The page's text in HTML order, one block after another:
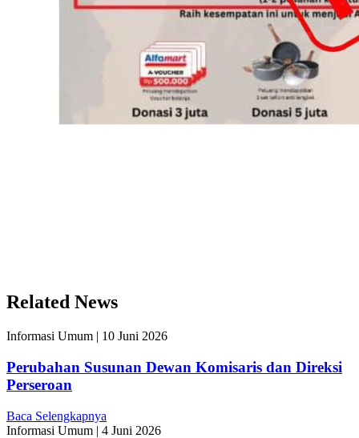
Related News
Informasi Umum | 10 Juni 2026
Perubahan Susunan Dewan Komisaris dan Direksi
Perseroan
Baca Selengkapnya
Informasi Umum | 4 Juni 2026